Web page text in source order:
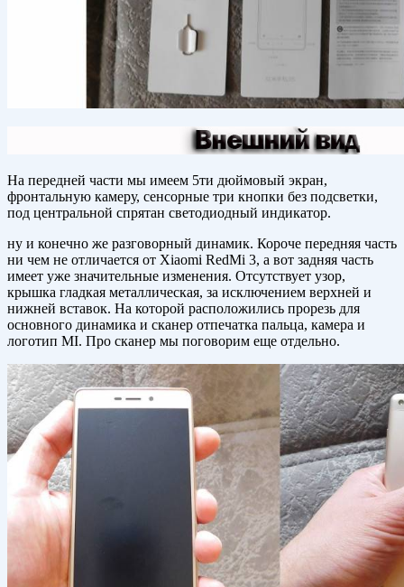
На передней части мы имеем 5ти дюймовый экран,
фронтальную камеру, сенсорные три кнопки без подсветки,
под центральной спрятан светодиодный индикатор.
ну и конечно же разговорный динамик. Короче передняя часть
ни чем не отличается от Xiaomi RedMi 3, а вот задняя часть
имеет уже значительные изменения. Отсутствует узор,
крышка гладкая металлическая, за исключением верхней и
нижней вставок. На которой расположились прорезь для
основного динамика и сканер отпечатка пальца, камера и
логотип MI. Про сканер мы поговорим еще отдельно.